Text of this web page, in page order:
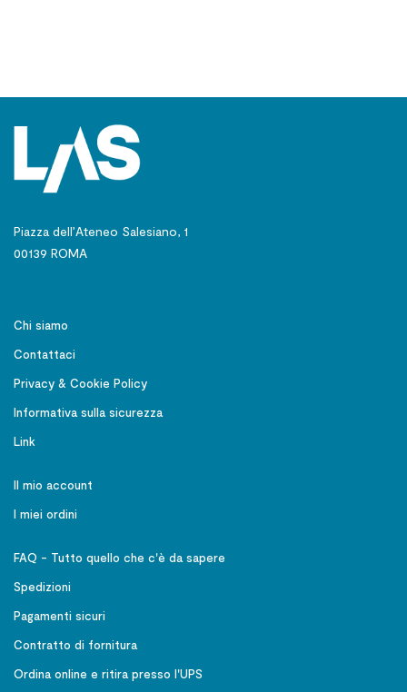
Piazza dell’Ateneo Salesiano, 1
00139 ROMA
Chi siamo
Contattaci
Privacy & Cookie Policy
Informativa sulla sicurezza
Link
Il mio account
I miei ordini
FAQ - Tutto quello che c'è da sapere
Spedizioni
Pagamenti sicuri
Contratto di fornitura
Ordina online e ritira presso l'UPS